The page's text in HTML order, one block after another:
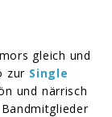
gleich und
zur Single
und närrisch